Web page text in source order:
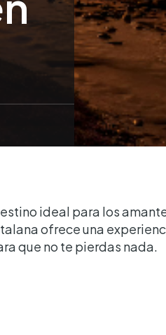
ideal para los
ofrece una
que no te pierdas nada.